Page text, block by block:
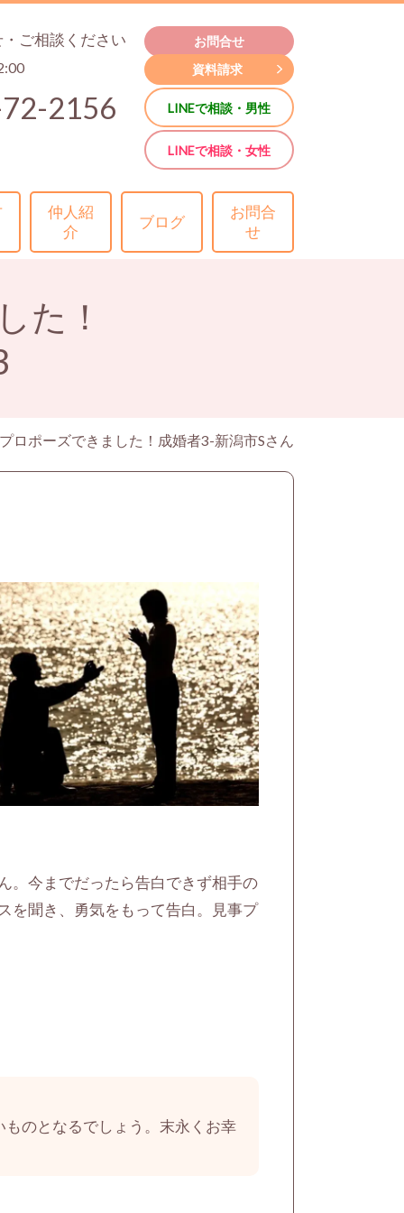
ご相談ください
2156
お問合せ
資料請求
LINEで相談・男性
LINEで相談・女性
仲人紹
介
ブログ
お問合
せ
た！
ロポーズできました！成婚者3-新潟市Sさん
。今までだったら告白できず相手の
を聞き、勇気をもって告白。見事プ
のとなるでしょう。末永くお幸